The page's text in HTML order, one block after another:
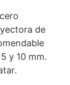
de
y 10 mm.